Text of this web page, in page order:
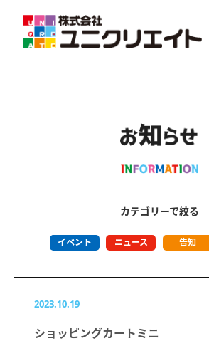
カテゴリーで絞る
イベント ニュース 告知
2023.10.19
ショッピングカートミニ